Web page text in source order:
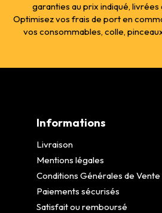
garanties au prix indiqué, livrées
Optimisez vos frais de port en
vos consommables, colle,
Informations
Livraison
Mentions légales
Conditions Générales de Vente
Paiements sécurisés
Satisfait ou remboursé